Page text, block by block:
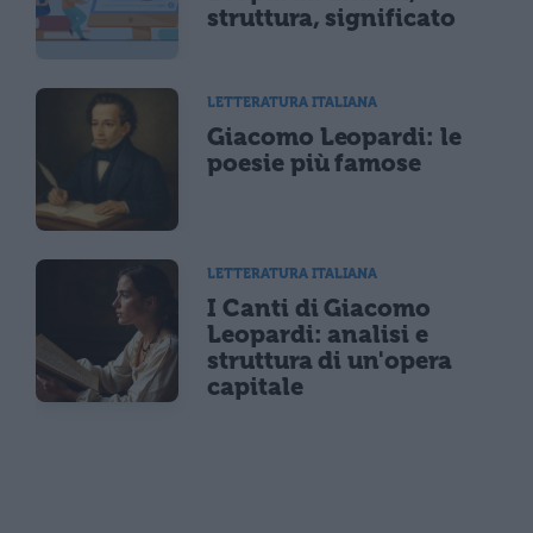
struttura, significato
LETTERATURA ITALIANA
Giacomo Leopardi: le
poesie più famose
LETTERATURA ITALIANA
I Canti di Giacomo
Leopardi: analisi e
struttura di un'opera
capitale